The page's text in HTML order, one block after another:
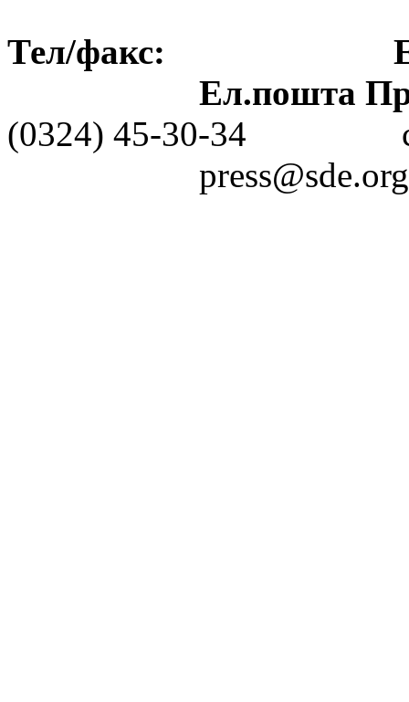
Тел/факс:
Ел.пошта
(0324) 45-30-